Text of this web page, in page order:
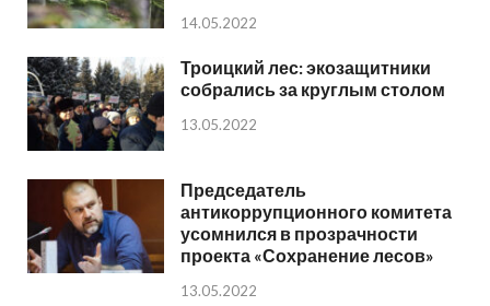
14.05.2022
Троицкий лес: экозащитники
собрались за круглым столом
13.05.2022
Председатель
антикоррупционного комитета
усомнился в прозрачности
проекта «Сохранение лесов»
13.05.2022